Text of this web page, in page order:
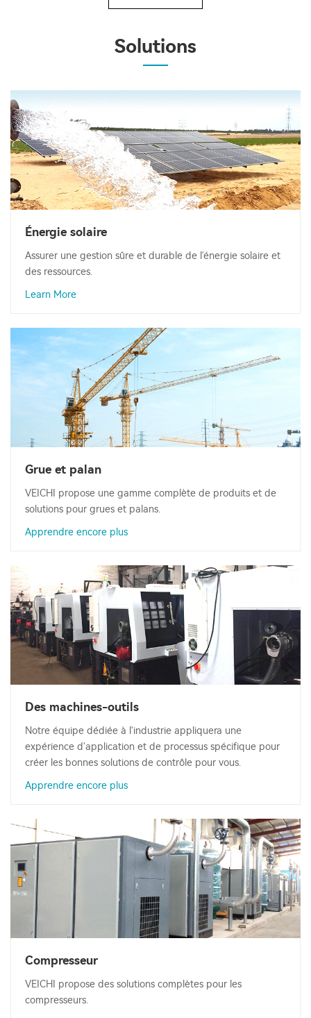
Solutions
Énergie solaire
Assurer une gestion sûre et durable de l'énergie solaire et
des ressources.
Learn More
Grue et palan
VEICHI propose une gamme complète de produits et de
solutions pour grues et palans.
Apprendre encore plus
Des machines-outils
Notre équipe dédiée à l'industrie appliquera une
expérience d'application et de processus spécifique pour
créer les bonnes solutions de contrôle pour vous.
Apprendre encore plus
Compresseur
VEICHI propose des solutions complètes pour les
compresseurs.